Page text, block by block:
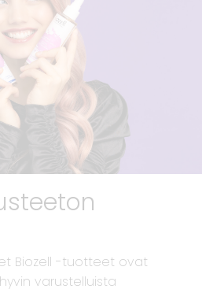
Biozell -tuotteet ovat
varustelluista